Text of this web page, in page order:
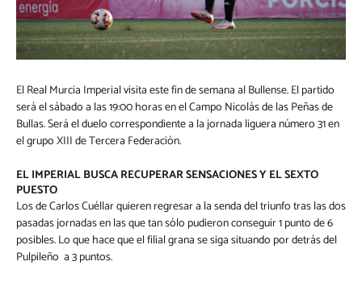
El Real Murcia Imperial visita este fin de semana al Bullense. El partido
será el sábado a las 19:00 horas en el Campo Nicolás de las Peñas de
Bullas. Será el duelo correspondiente a la jornada liguera número 31 en
el grupo XIII de Tercera Federación.
EL IMPERIAL BUSCA RECUPERAR SENSACIONES Y EL SEXTO
PUESTO
Los de Carlos Cuéllar quieren regresar a la senda del triunfo tras las dos
pasadas jornadas en las que tan sólo pudieron conseguir 1 punto de 6
posibles. Lo que hace que el filial grana se siga situando por detrás del
Pulpileño a 3 puntos.